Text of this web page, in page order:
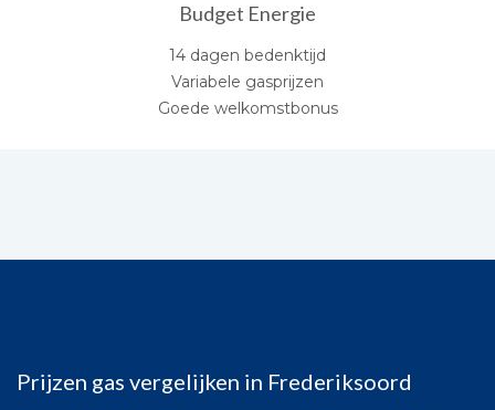
Budget Energie
14 dagen bedenktijd
Variabele gasprijzen
Goede welkomstbonus
Prijzen gas vergelijken in Frederiksoord